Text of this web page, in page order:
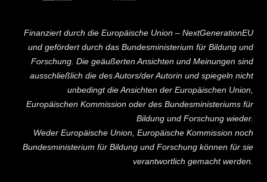
Finanziert durch die Europäische Union – NextGenerationEU
und gefördert durch das Bundesministerium für Bildung und
Forschung. Die geäußerten Ansichten und Meinungen sind
ausschließlich die des Autors/der Autorin und spiegeln nicht
unbedingt die Ansichten der Europäischen Union,
Europäischen Kommission oder des Bundesministeriums für
Bildung und Forschung wieder.
Weder Europäische Union, Europäische Kommission noch
Bundesministerium für Bildung und Forschung können für sie
verantwortlich gemacht werden.